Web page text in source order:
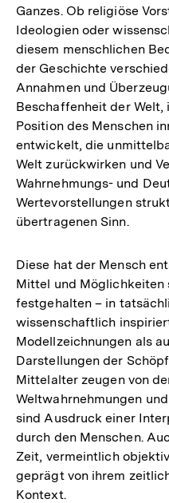
Ganzes. Ob religiöse
Ideologien oder
diesem menschlichen
der Geschichte
Annahmen und
Beschaffenheit der Welt,
Position des Menschen
entwickelt, die
Welt zurückwirken und
Wahrnehmungs- und
Wertevorstellungen
übertragenen Sinn.
Diese hat der Mensch
Mittel und Möglichkeiten
festgehalten – in
wissenschaftlich
Modellzeichnungen als
Darstellungen der
Mittelalter zeugen von
Weltwahrnehmungen
sind Ausdruck einer
durch den Menschen.
Zeit, vermeintlich
geprägt von ihrem
Kontext.